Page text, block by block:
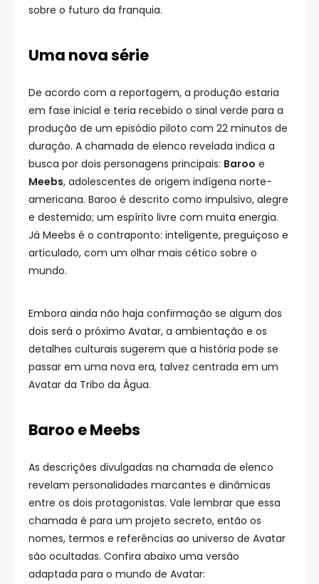
sobre o futuro da franquia.
Uma nova série
De acordo com a reportagem, a produção estaria
em fase inicial e teria recebido o sinal verde para a
produção de um episódio piloto com 22 minutos de
duração. A chamada de elenco revelada indica a
busca por dois personagens principais: Baroo e
Meebs, adolescentes de origem indígena norte-
americana. Baroo é descrito como impulsivo, alegre
e destemido; um espírito livre com muita energia.
Já Meebs é o contraponto: inteligente, preguiçoso e
articulado, com um olhar mais cético sobre o
mundo.
Embora ainda não haja confirmação se algum dos
dois será o próximo Avatar, a ambientação e os
detalhes culturais sugerem que a história pode se
passar em uma nova era, talvez centrada em um
Avatar da Tribo da Água.
Baroo e Meebs
As descrições divulgadas na chamada de elenco
revelam personalidades marcantes e dinâmicas
entre os dois protagonistas. Vale lembrar que essa
chamada é para um projeto secreto, então os
nomes, termos e referências ao universo de Avatar
são ocultadas. Confira abaixo uma versão
adaptada para o mundo de Avatar: